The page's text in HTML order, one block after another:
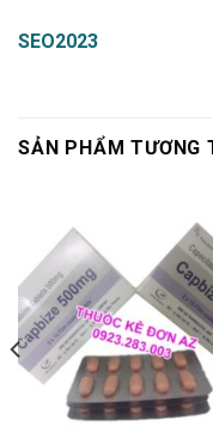
SEO2023
SẢN PHẨM TƯƠNG